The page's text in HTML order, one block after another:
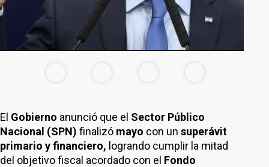
El Gobierno anunció que el Sector Público
Nacional (SPN) finalizó mayo con un superávit
primario y financiero, logrando cumplir la mitad
del objetivo fiscal acordado con el Fondo